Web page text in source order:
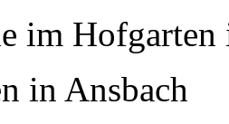
im Hofgarten
in Ansbach